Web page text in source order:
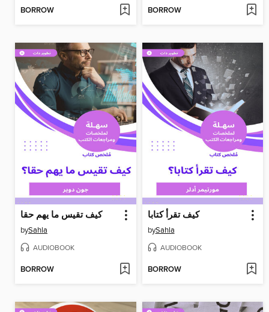
BORROW BORROW
كيف تقيس ما يهم حقا
bySahla
AUDIOBOOK
BORROW
كيف تقرأ كتابا
bySahla
AUDIOBOOK
BORROW